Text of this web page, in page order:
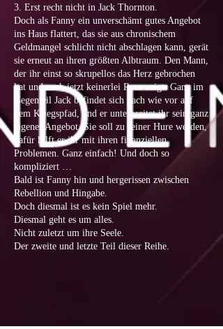
3. Erst recht nicht in Jack Thornton.
Doch als Fanny ein unverschämt gutes Angebot
ins Haus flattert, das sie aus chronischem
Geldmangel schlicht nicht abschlagen kann, gerät
sie erneut an ihren größten Albtraum. Den Mann,
der ihr einst so skrupellos das Herz gebrochen
hat und auch jetzt keinerlei Reue zeigt. Ganz im
Gegenteil Jack befindet sich nach wie vor auf
dem Kriegspfad, und er unterbreitet ihr sein ganz
eigenes Angebot. Sie soll zu seiner Hure werden,
dafür hilft er ihr mit ihren finanziellen
Problemen. Ganz einfach! Und doch so
kompliziert …
Bald ist Fanny hin und hergerissen zwischen
Rebellion und Hingabe.
Doch diesmal ist es kein Spiel mehr.
Diesmal geht es um alles.
Nicht zuletzt um ihre Seele.
Der zweite und letzte Teil dieser Reihe.